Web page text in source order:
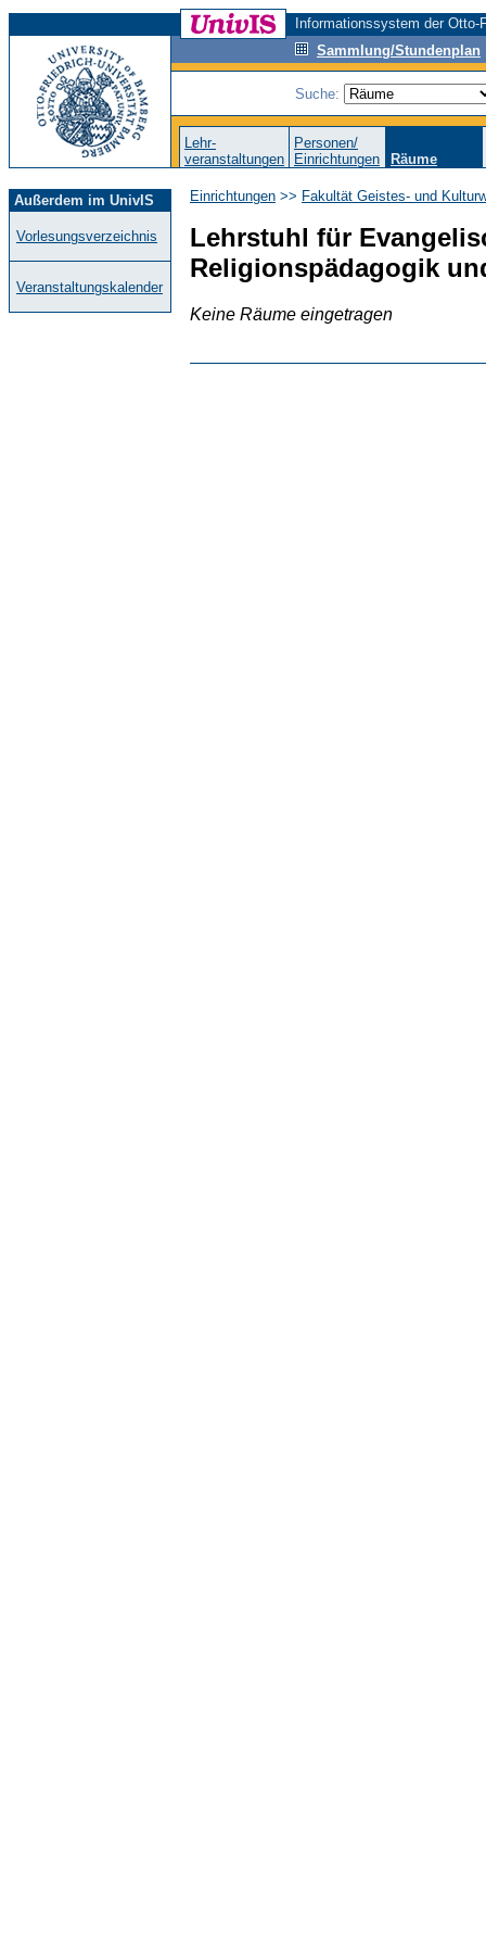
Informationssystem der
Sammlung/Stundenplan
Suche:
Lehr-
veranstaltungen
Personen/
Einrichtungen
Räume
Außerdem im UnivIS
Vorlesungsverzeichnis
Veranstaltungskalender
Einrichtungen >> Fakultät Geistes- und
Lehrstuhl für
Religionspädagogik
Keine Räume eingetragen